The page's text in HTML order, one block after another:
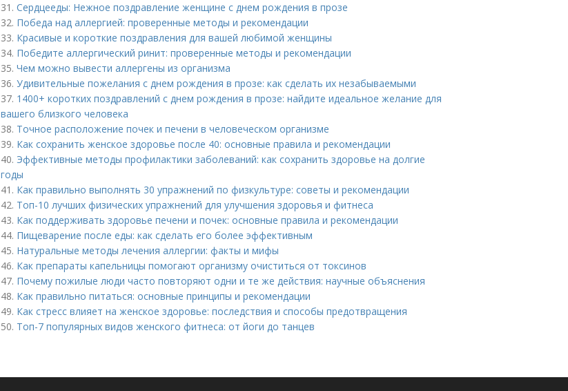
31. Сердцееды: Нежное поздравление женщине с днем рождения в прозе
32. Победа над аллергией: проверенные методы и рекомендации
33. Красивые и короткие поздравления для вашей любимой женщины
34. Победите аллергический ринит: проверенные методы и рекомендации
35. Чем можно вывести аллергены из организма
36. Удивительные пожелания с днем рождения в прозе: как сделать их незабываемыми
37. 1400+ коротких поздравлений с днем рождения в прозе: найдите идеальное желание для
вашего близкого человека
38. Точное расположение почек и печени в человеческом организме
39. Как сохранить женское здоровье после 40: основные правила и рекомендации
40. Эффективные методы профилактики заболеваний: как сохранить здоровье на долгие
годы
41. Как правильно выполнять 30 упражнений по физкультуре: советы и рекомендации
42. Топ-10 лучших физических упражнений для улучшения здоровья и фитнеса
43. Как поддерживать здоровье печени и почек: основные правила и рекомендации
44. Пищеварение после еды: как сделать его более эффективным
45. Натуральные методы лечения аллергии: факты и мифы
46. Как препараты капельницы помогают организму очиститься от токсинов
47. Почему пожилые люди часто повторяют одни и те же действия: научные объяснения
48. Как правильно питаться: основные принципы и рекомендации
49. Как стресс влияет на женское здоровье: последствия и способы предотвращения
50. Топ-7 популярных видов женского фитнеса: от йоги до танцев